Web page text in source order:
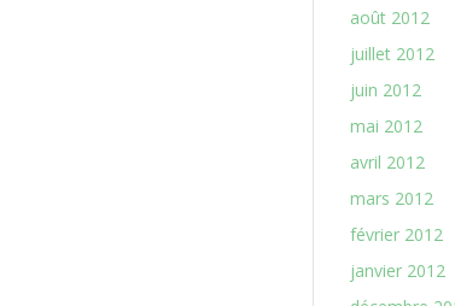
août 2012
juillet 2012
juin 2012
mai 2012
avril 2012
mars 2012
février 2012
janvier 2012